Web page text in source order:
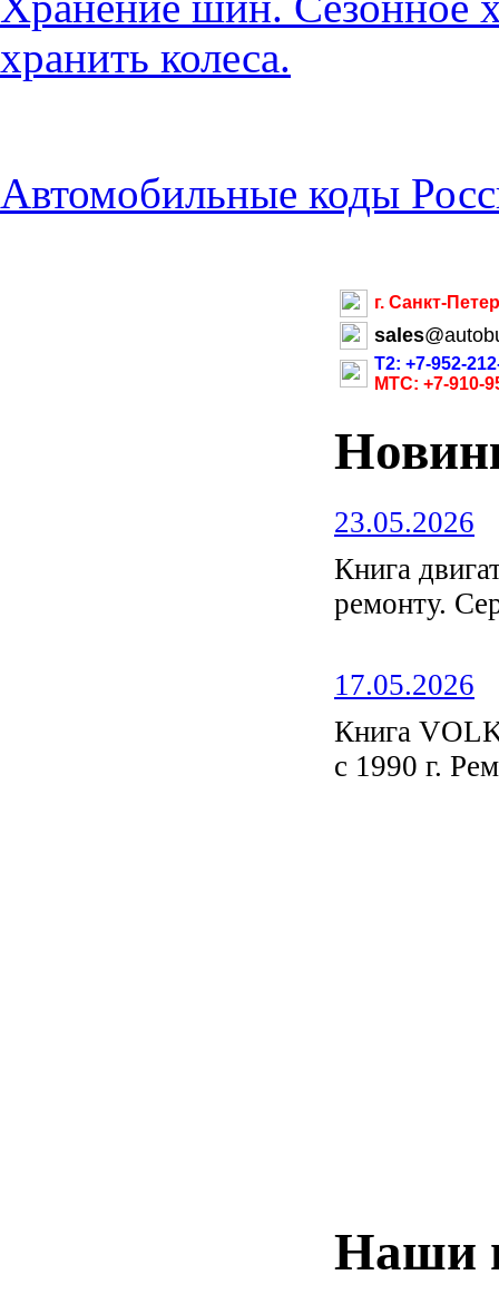
хранить колеса.
Автомобильные коды
г. Санкт-
sales@
Т2: +7-952-
МТС: +7-910-
23.05.2026
Книга
ремонту.
17.05.2026
Книга
с 1990 г.
Наши